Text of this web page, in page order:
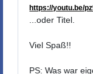
https://youtu.be/
...oder Titel.
Viel Spaß!!
PS: Was war